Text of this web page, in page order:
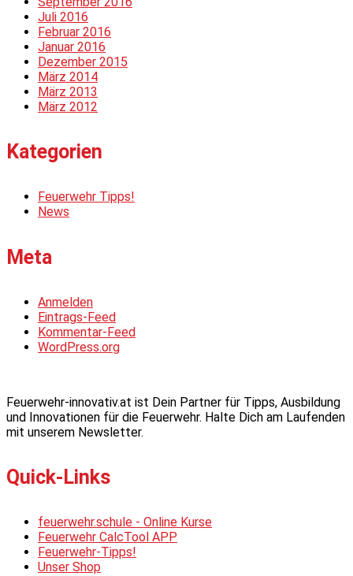
Juli 2016
Februar 2016
Januar 2016
Dezember 2015
März 2014
März 2013
März 2012
Kategorien
Feuerwehr Tipps!
News
Meta
Anmelden
Eintrags-Feed
Kommentar-Feed
WordPress.org
Feuerwehr-innovativ.at ist Dein Partner für Tipps, Ausbildung
und Innovationen für die Feuerwehr. Halte Dich am Laufenden
mit unserem Newsletter.
Quick-Links
feuerwehr.schule - Online Kurse
Feuerwehr CalcTool APP
Feuerwehr-Tipps!
Unser Shop